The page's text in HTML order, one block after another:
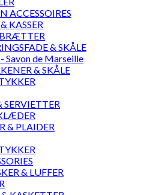
ACCESSOIRES
KASSER
& SKÅLE
Savon de Marseille
& SKÅLE
SERVIETTER
& PLAIDER
& LUFFER